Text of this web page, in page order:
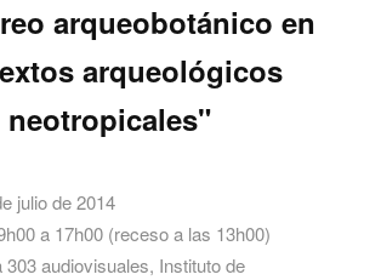
arqueobotánico en
arqueológicos
neotropicales"
julio de 2014
a 17h00 (receso a las 13h00)
303 audiovisuales, Instituto de